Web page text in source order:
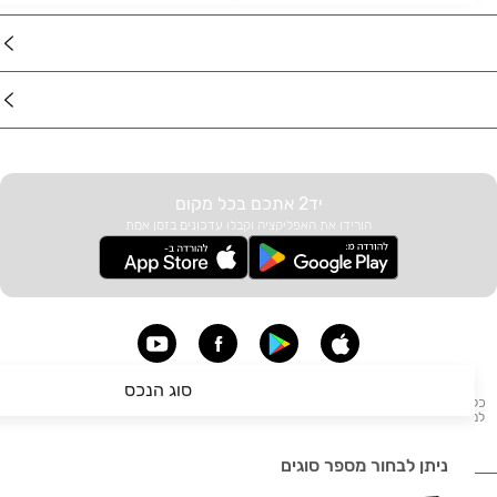
סוג הנכס
ניתן לבחור מספר סוגים
יד2 אתכם בכל מקום
הורידו את האפליקציה וקבלו עדכונים בזמן אמת
למכירה, בתים להשכרה, העברת בתים, הובלות, לימודים, קניות, בעלי מקצוע, אצבע, תיירות